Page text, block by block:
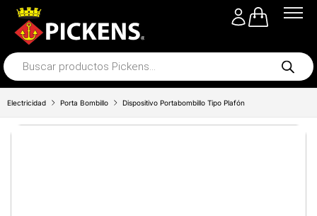
Electricidad Porta Bombillo Dispositivo Portabombillo Tipo Plafón